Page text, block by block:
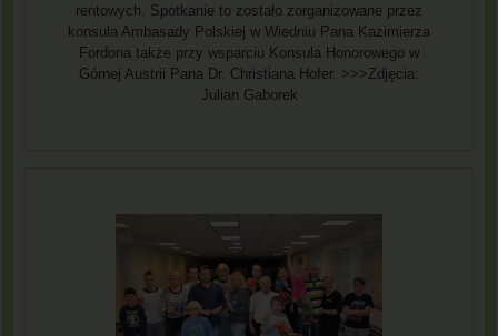
rentowych. Spotkanie to zostało zorganizowane przez
konsula Ambasady Polskiej w Wiedniu Pana Kazimierza
Fordona także przy wsparciu Konsula Honorowego w
Górnej Austrii Pana Dr. Christiana Hofer. >>>Zdjęcia:
Julian Gaborek